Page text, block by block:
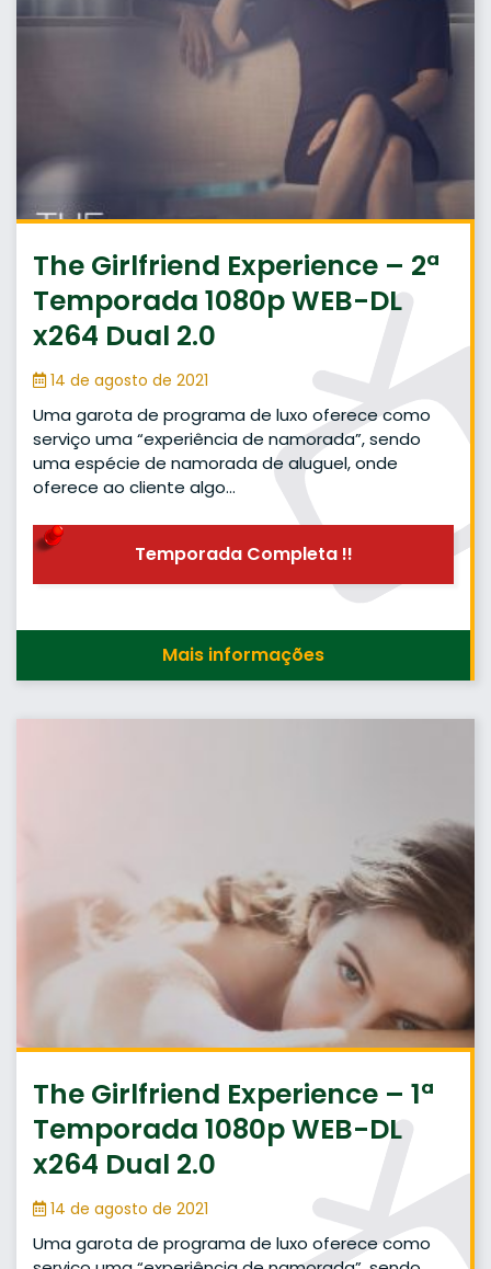
The Girlfriend Experience – 2ª
Temporada 1080p WEB-DL
x264 Dual 2.0
14 de agosto de 2021
Uma garota de programa de luxo oferece como
serviço uma “experiência de namorada”, sendo
uma espécie de namorada de aluguel, onde
oferece ao cliente algo…
Temporada Completa !!
Mais informações
The Girlfriend Experience – 1ª
Temporada 1080p WEB-DL
x264 Dual 2.0
14 de agosto de 2021
Uma garota de programa de luxo oferece como